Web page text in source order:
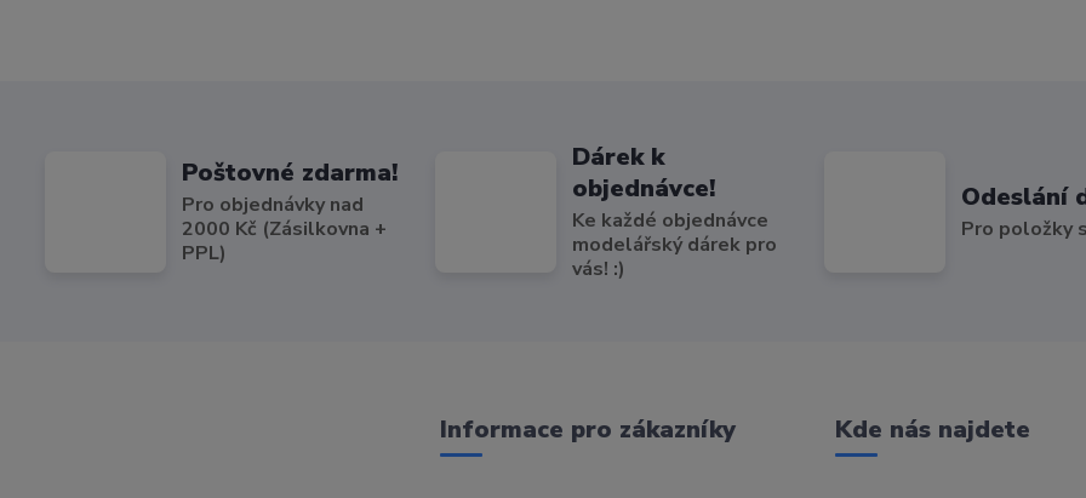
Poštovné zdarma!
Pro objednávky nad
2000 Kč (Zásilkovna +
PPL)
Dárek k
objednávce!
Ke každé objednávce
modelářský dárek pro
vás! :)
Odeslání
Pro položky
Informace pro zákazníky Kde nás najdete